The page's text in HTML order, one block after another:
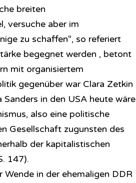
breiten
versuche aber im
zu schaffen“, so referiert
begegnet werden , betont
mit organisiertem
gegenüber war Clara Zetkin
in den USA heute wäre
also eine politische
Gesellschaft zugunsten des
der kapitalistischen
147).
Wende in der ehemaligen DDR